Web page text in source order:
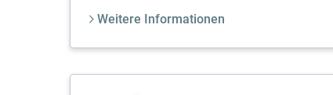
Weitere Informationen